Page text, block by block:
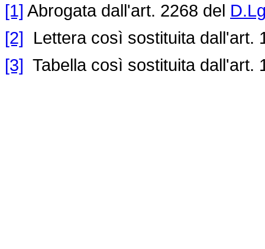
[1] Abrogata dall'art. 2268 del
[2] Lettera così sostituita dall'art.
[3] Tabella così sostituita dall'art.